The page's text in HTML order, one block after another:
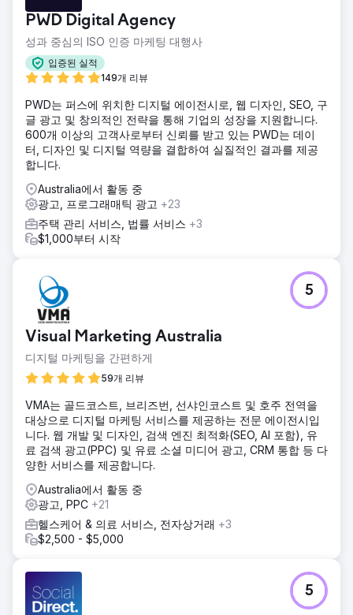
PWD Digital Agency
성과 중심의 ISO 인증 마케팅 대행사
입증된 실적
149개 리뷰
PWD는 퍼스에 위치한 디지털 에이전시로, 웹 디자인, SEO, 구
글 광고 및 창의적인 전략을 통해 기업의 성장을 지원합니다.
600개 이상의 고객사로부터 신뢰를 받고 있는 PWD는 데이
터, 디자인 및 디지털 역량을 결합하여 실질적인 결과를 제공
합니다.
Australia에서 활동 중
광고, 프로그래매틱 광고 +23
주택 관리 서비스, 법률 서비스 +3
$1,000부터 시작
Visual Marketing Australia
디지털 마케팅을 간편하게
59개 리뷰
5
VMA는 골드코스트, 브리즈번, 선샤인코스트 및 호주 전역을
대상으로 디지털 마케팅 서비스를 제공하는 전문 에이전시입
니다. 웹 개발 및 디자인, 검색 엔진 최적화(SEO, AI 포함), 유
료 검색 광고(PPC) 및 유료 소셜 미디어 광고, CRM 통합 등 다
양한 서비스를 제공합니다.
Australia에서 활동 중
광고, PPC +21
헬스케어 & 의료 서비스, 전자상거래 +3
$2,500 - $5,000
5